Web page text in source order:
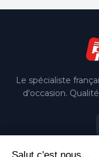
Le spécialiste
d'occasion.